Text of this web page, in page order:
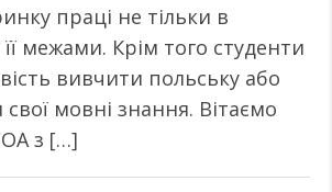
праці не тільки в
її межами. Крім того студенти
вивчити польську або
мовні знання. Вітаємо
з […]